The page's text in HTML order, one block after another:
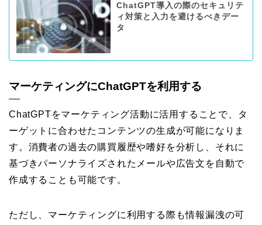
ChatGPT導入の際のセキュリテ
ィ対策と入力を避けるべきデー
タ
マーケティングにChatGPTを利用する
ChatGPTをマーケティング活動に活用することで、タ
ーゲットに合わせたコンテンツの生成が可能になりま
す。消費者の過去の購買履歴や嗜好を分析し、それに
基づきパーソナライズされたメールや広告文を自動で
作成することも可能です。
ただし、マーケティングに利用する際も情報漏洩の可